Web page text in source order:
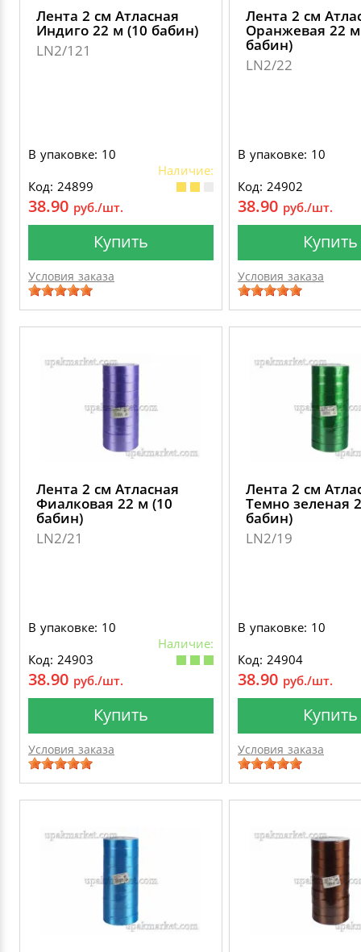
Лента 2 см Атласная
Индиго 22 м (10 бабин)
LN2/121
В упаковке: 10
Наличие:
Код: 24899
38.90 руб./шт.
Купить
Условия заказа
Лента 2 см
Оранжевая 22
бабин)
LN2/22
В упаковке: 10
Код: 24902
38.90 руб./шт.
Купить
Условия заказа
Лента 2 см Атласная
Фиалковая 22 м (10
бабин)
LN2/21
В упаковке: 10
Наличие:
Код: 24903
38.90 руб./шт.
Купить
Условия заказа
Лента 2 см
Темно зеленая
бабин)
LN2/19
В упаковке: 10
Код: 24904
38.90 руб./шт.
Купить
Условия заказа